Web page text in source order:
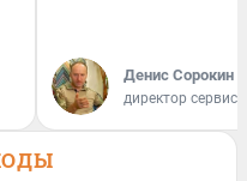
Денис Сорокин
директор